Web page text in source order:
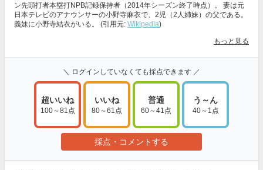
ン先頭打者本塁打NPB記録保持者（2014年シーズン終了時点）。 妻は元
日本テレビのアナウンサーの小野寺麻衣で、2児（2人姉妹）の父である。
義妹に小野寺結衣がいる。 (引用元: Wikipedia)
もっと見る
＼ ログインしていなくても採点できます ／
超いいね
100～81点
いいね
80～61点
普通
60～41点
う～ん
40～1点
採点・コメントする